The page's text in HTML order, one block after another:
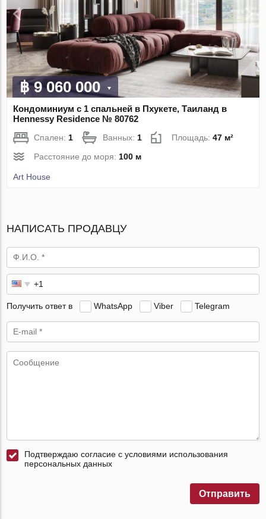
฿ 9 060 000
Кондоминиум с 1 спальней в Пхукете, Таиланд в
Hennessy Residence № 80762
Спален: 1 Ванных: 1 Площадь:47 м²
Расстояние до моря: 100 м
Art House
НАПИСАТЬ ПРОДАВЦУ
Получить ответ в WhatsApp Viber Telegram
Подтверждаю согласие с условиями использования
персональных данных
Отправить